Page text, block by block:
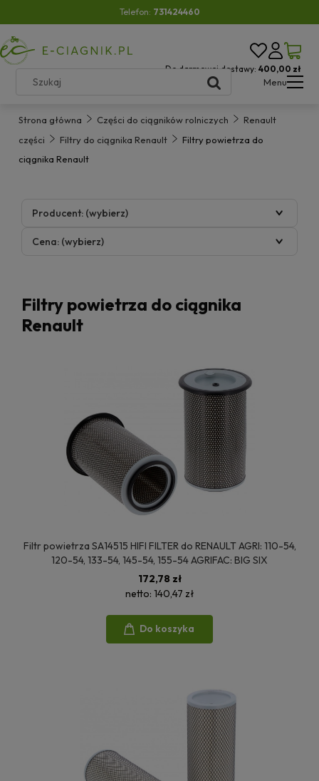
Telefon: 731424460
Do darmowej dostawy: 400,00 zł
Menu
Strona główna Części do ciągników rolniczych
Renault
części
Filtry do ciągnika Renault
Filtry powietrza do
ciągnika Renault
Producent: (wybierz)
Cena: (wybierz)
Filtry powietrza do ciągnika
Renault
Filtr powietrza SA14515 HIFI FILTER do RENAULT AGRI: 110-54,
120-54, 133-54, 145-54, 155-54 AGRIFAC: BIG SIX
172,78 zł
netto: 140,47 zł
Do koszyka